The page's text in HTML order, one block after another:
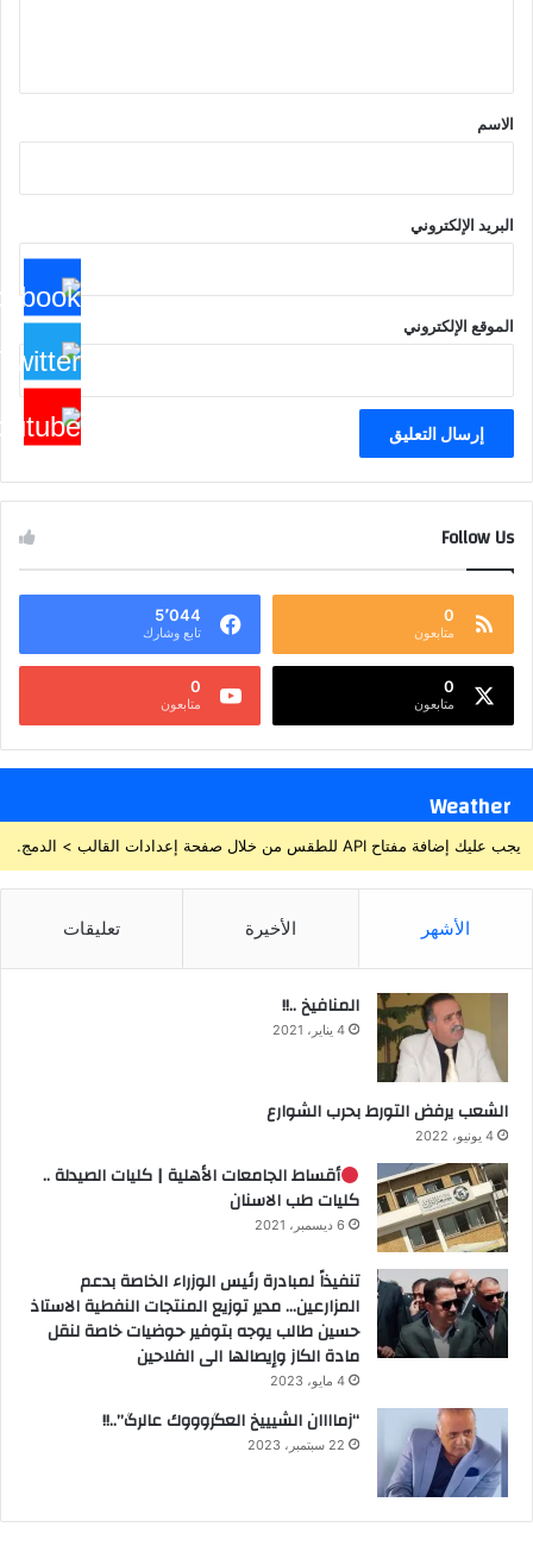
*
الاسم
البريد الإلكتروني
الموقع الإلكتروني
Follow Us
0
متابعون
5٬044
تابع وشارك
0
متابعون
0
متابعون
Weather
يجب عليك إضافة مفتاح API للطقس من خلال صفحة إعدادات القالب > الدمج.
الأشهر الأخيرة تعليقات
المنافيخ ..!!
4 يناير، 2021
الشعب يرفض التورط بحرب الشوارع
4 يونيو، 2022
أقساط الجامعات الأهلية | كليات الصيدلة ..
كليات طب الاسنان
6 ديسمبر، 2021
تنفيذاً لمبادرة رئيس الوزراء الخاصة بدعم
المزارعين… مدير توزيع المنتجات النفطية الاستاذ
حسين طالب يوجه بتوفير حوضيات خاصة لنقل
مادة الكاز وإيصالها الى الفلاحين
4 مايو، 2023
“زماااان الشيييخ العگروووك عالرگ”..!!
22 سبتمبر، 2023